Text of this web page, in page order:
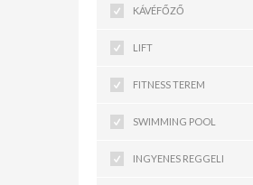
KÁVÉFŐZŐ
LIFT
FITNESS TEREM
SWIMMING POOL
INGYENES REGGELI